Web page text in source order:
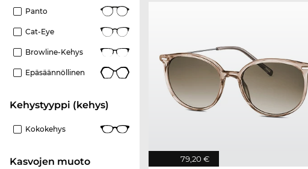
Panto
Cat-Eye
Browline-Kehys
Epäsäännöllinen
Kehystyyppi (kehys)
Kokokehys
Kasvojen muoto 79,20 €